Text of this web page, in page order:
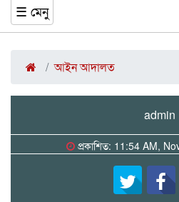
☰ মেনু
আইন আদালত
admin
প্রকাশিত: 11:54 AM,